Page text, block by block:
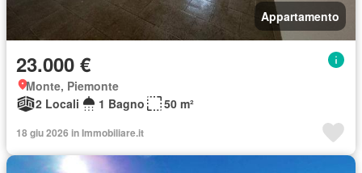
Appartamento
23.000 €
Monte, Piemonte
2 Locali
1 Bagno 50 m²
18 giu 2026 in Immobiliare.it